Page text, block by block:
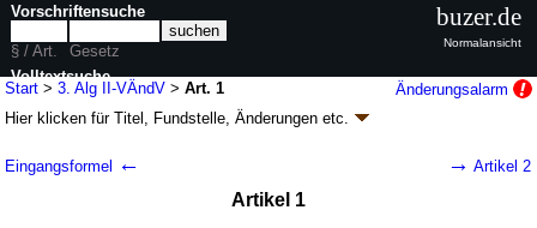
Start >3. Alg II-VÄndV >Art. 1
Änderungsalarm
Hier klicken fürTitel, Fundstelle, Änderungen etc.
Arbeitslosengeld II/Sozialgeld-Verordnung (3.
Eingangsformel ← → Artikel 2
Artikel 1
Vorschriftensuche
§ / Art.
Gesetz
Volltextsuche
nur in 3. Alg II-VÄndV
buzer.de
Normalansicht